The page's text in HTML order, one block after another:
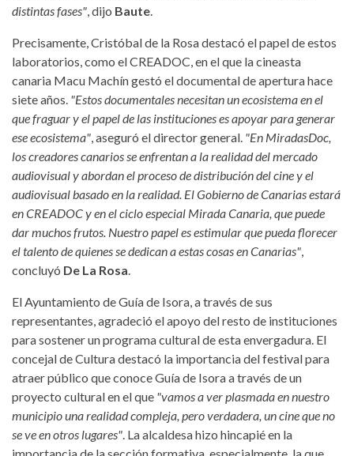
distintas fases", dijo Baute.
Precisamente, Cristóbal de la Rosa destacó el papel de estos
laboratorios, como el CREADOC, en el que la cineasta
canaria Macu Machín gestó el documental de apertura hace
siete años. "Estos documentales necesitan un ecosistema en el
que fraguar y el papel de las instituciones es apoyar para generar
ese ecosistema", aseguró el director general. "En MiradasDoc,
los creadores canarios se enfrentan a la realidad del mercado
audiovisual y abordan el proceso de distribución del cine y el
audiovisual basado en la realidad. El Gobierno de Canarias estará
en CREADOC y en el ciclo especial Mirada Canaria, que puede
dar muchos frutos. Nuestro papel es estimular que pueda florecer
el talento de quienes se dedican a estas cosas en Canarias",
concluyó De La Rosa.
El Ayuntamiento de Guía de Isora, a través de sus
representantes, agradeció el apoyo del resto de instituciones
para sostener un programa cultural de esta envergadura. El
concejal de Cultura destacó la importancia del festival para
atraer público que conoce Guía de Isora a través de un
proyecto cultural en el que "vamos a ver plasmada en nuestro
municipio una realidad compleja, pero verdadera, un cine que no
se ve en otros lugares". La alcaldesa hizo hincapié en la